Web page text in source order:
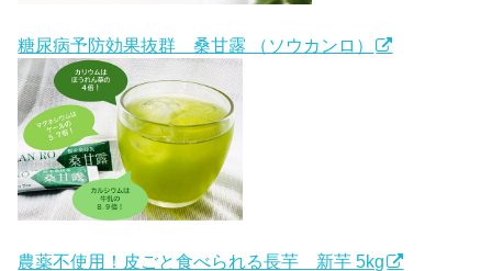
糖尿病予防効果抜群 桑甘露 （ソウカンロ）
農薬不使用！皮ごと食べられる長芋 新芋 5kg